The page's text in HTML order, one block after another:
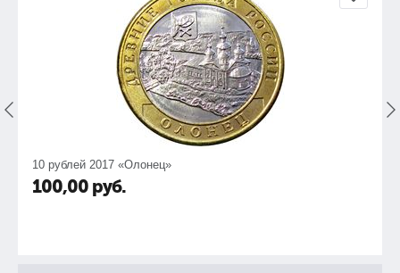
10 рублей 2017 «Олонец»
100,00 руб.